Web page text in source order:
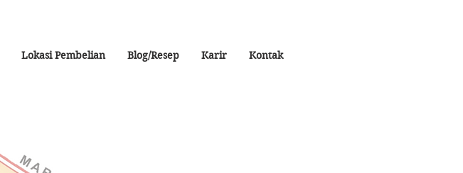
Lokasi Pembelian Blog/Resep Karir Kontak